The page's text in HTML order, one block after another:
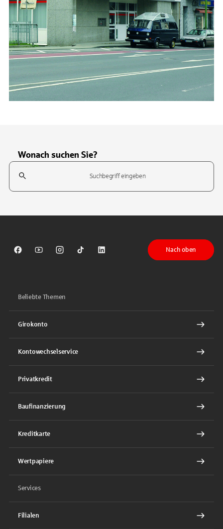
Wonach suchen Sie?
Suchfeld
Sparkasse auf Facebook
Sparkasse auf Youtube
Sparkasse auf Instagram
Sparkasse auf TikTok
Sparkasse auf LinkedIn
Nach oben
Beliebte Themen
Girokonto
Kontowechselservice
Privatkredit
Baufinanzierung
Kreditkarte
Wertpapiere
Services
Filialen